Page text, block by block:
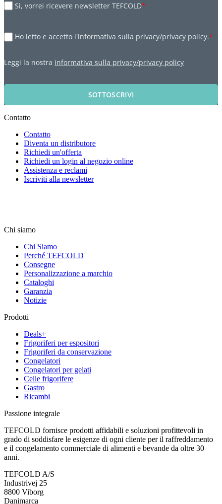
Sì, vorrei ricevere newsletter TEFCOLD*
Ho letto e accetto l'informativa sulla privacy/privacy policy.*
Leggi la nostra informativa sulla privacy/privacy policy
SOTTOSCRIVI
Contatto
Contatto
Diventa un distributore
Richiedi un'offerta
Richiedi un login al negozio online
Assistenza e reclami
Iscriviti alla newsletter
Chi siamo
Chi Siamo
Perché TEFCOLD
Consegne
Personalizzazione a marchio
Cataloghi
Garanzia
Notizie
Prodotti
Deals+
Frigoriferi per espositori
Frigoriferi da conservazione
Congelatori
Congelatori per gelati
Celle frigorifere
Gastro
Ricambi
Passione integrale
TEFCOLD fornisce prodotti affidabili e soluzioni profittevoli in
grado di soddisfare le esigenze di ogni cliente per il raffreddamento
e il congelamento commerciale di alimenti e bevande da oltre 30
anni.
TEFCOLD A/S
Industrivej 25
8800 Viborg
Danimarca